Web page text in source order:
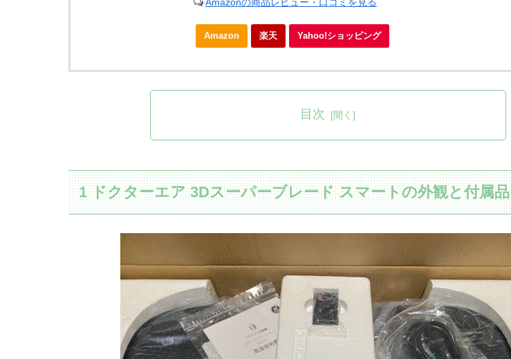
Amazonの商品レビュー・口コミを見る
Amazon 楽天 Yahoo!ショッピング
目次
1 ドクターエア 3Dスーパーブレード スマートの外観と付属品